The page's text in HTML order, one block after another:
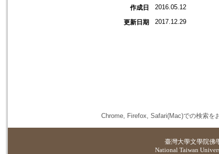
作成日 2016.05.12
更新日期 2017.12.29
Chrome, Firefox, Safari(Mac)での検索を
臺灣大學文學院佛
National Taiwan